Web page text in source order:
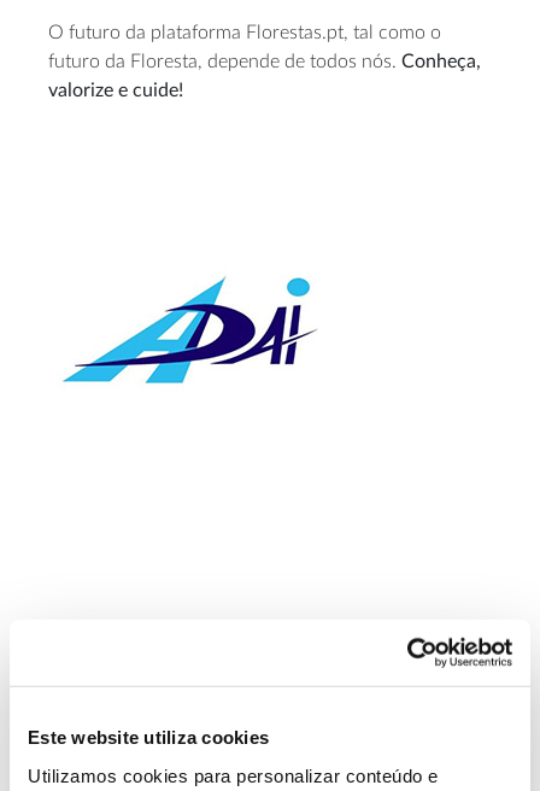
Este website utiliza cookies
Utilizamos cookies para personalizar conteúdo e
O futuro da plataforma Florestas.pt, tal como o
futuro da Floresta, depende de todos nós. Conheça,
valorize e cuide!